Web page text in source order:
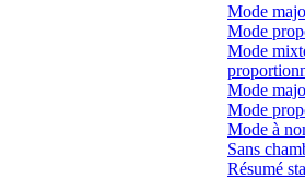
Mode
Mode
Mode
Mode
Mode
Mode à
Sans
Résumé